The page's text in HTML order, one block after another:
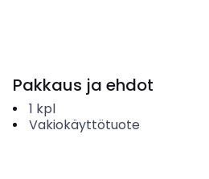
Pakkaus ja ehdot
1 kpl
Vakiokäyttötuote